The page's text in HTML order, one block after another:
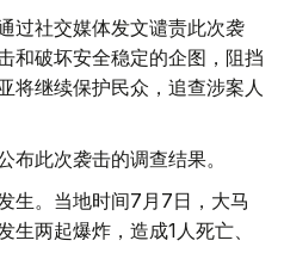
过社交媒体发文谴责此次袭
和破坏安全稳定的企图，阻挡
将继续保护民众，追查涉案人
布此次袭击的调查结果。
生。当地时间7月7日，大马
两起爆炸，造成1人死亡、